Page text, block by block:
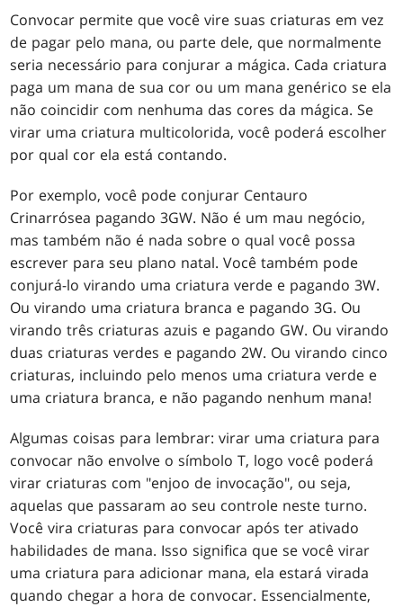
Convocar permite que você vire suas criaturas em vez
de pagar pelo mana, ou parte dele, que normalmente
seria necessário para conjurar a mágica. Cada criatura
paga um mana de sua cor ou um mana genérico se ela
não coincidir com nenhuma das cores da mágica. Se
virar uma criatura multicolorida, você poderá escolher
por qual cor ela está contando.
Por exemplo, você pode conjurar Centauro
Crinarrósea pagando 3GW. Não é um mau negócio,
mas também não é nada sobre o qual você possa
escrever para seu plano natal. Você também pode
conjurá-lo virando uma criatura verde e pagando 3W.
Ou virando uma criatura branca e pagando 3G. Ou
virando três criaturas azuis e pagando GW. Ou virando
duas criaturas verdes e pagando 2W. Ou virando cinco
criaturas, incluindo pelo menos uma criatura verde e
uma criatura branca, e não pagando nenhum mana!
Algumas coisas para lembrar: virar uma criatura para
convocar não envolve o símbolo T, logo você poderá
virar criaturas com "enjoo de invocação", ou seja,
aquelas que passaram ao seu controle neste turno.
Você vira criaturas para convocar após ter ativado
habilidades de mana. Isso significa que se você virar
uma criatura para adicionar mana, ela estará virada
quando chegar a hora de convocar. Essencialmente,